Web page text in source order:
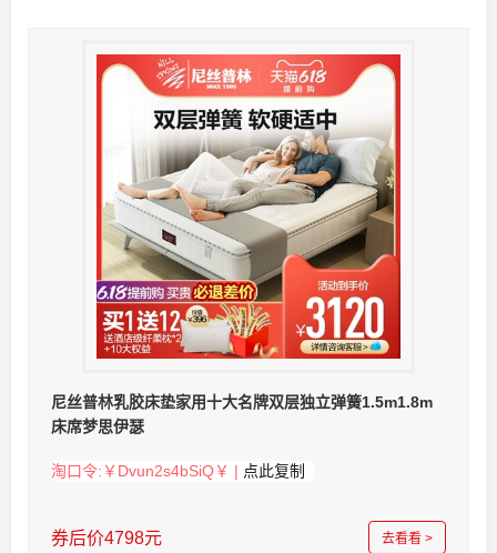
尼丝普林乳胶床垫家用十大名牌双层独立弹簧1.5m1.8m
床席梦思伊瑟
淘口令:￥Dvun2s4bSiQ￥ | 点此复制
券后价4798元 去看看 >